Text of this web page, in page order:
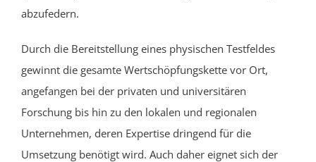
abzufedern.
Durch die Bereitstellung eines physischen Testfeldes
gewinnt die gesamte Wertschöpfungskette vor Ort,
angefangen bei der privaten und universitären
Forschung bis hin zu den lokalen und regionalen
Unternehmen, deren Expertise dringend für die
Umsetzung benötigt wird. Auch daher eignet sich der